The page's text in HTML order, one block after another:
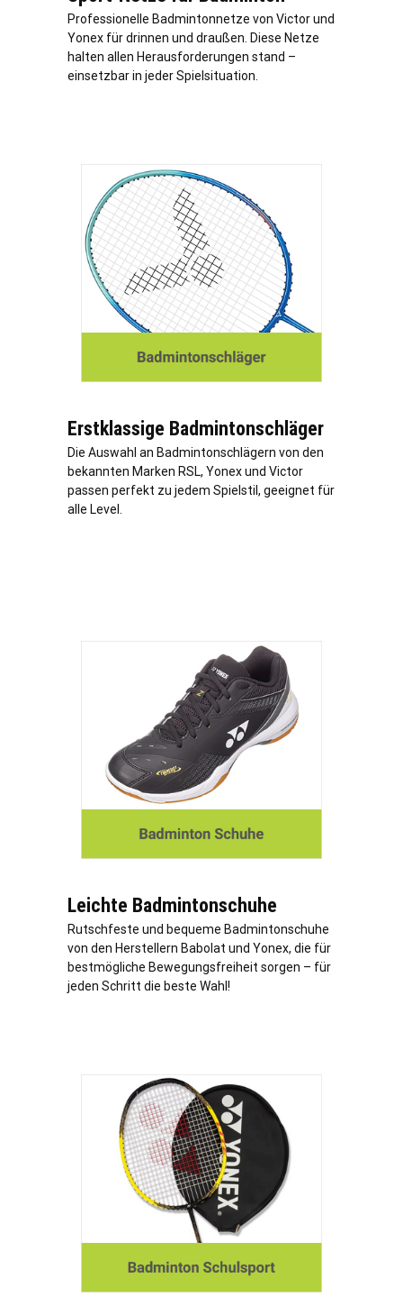
Professionelle Badmintonnetze von Victor und
Yonex für drinnen und draußen. Diese Netze
halten allen Herausforderungen stand –
einsetzbar in jeder Spielsituation.
Erstklassige Badmintonschläger
Die Auswahl an Badmintonschlägern von den
bekannten Marken RSL, Yonex und Victor
passen perfekt zu jedem Spielstil, geeignet für
alle Level.
Leichte Badmintonschuhe
Rutschfeste und bequeme Badmintonschuhe
von den Herstellern Babolat und Yonex, die für
bestmögliche Bewegungsfreiheit sorgen – für
jeden Schritt die beste Wahl!